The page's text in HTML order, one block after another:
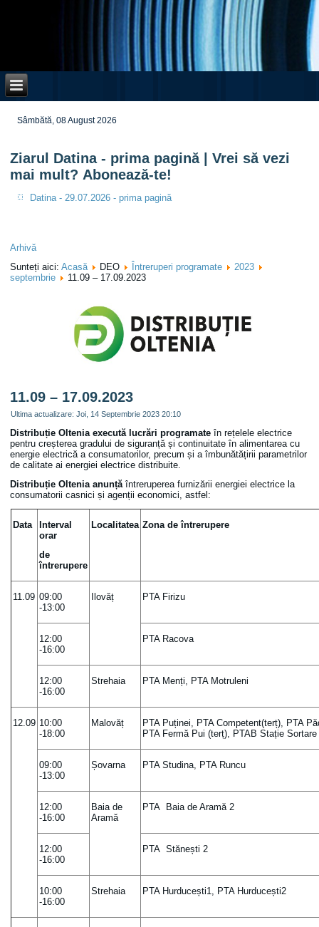
Sâmbătă, 08 August 2026
Ziarul Datina - prima pagină | Vrei să vezi
mai mult? Abonează-te!
Datina - 29.07.2026 - prima pagină
Arhivă
Sunteți aici:Acasă DEO Întreruperi programate
2023
septembrie
11.09 – 17.09.2023
11.09 – 17.09.2023
Ultima actualizare: Joi, 14 Septembrie 2023 20:10
Distribuție Olteniaexecută lucrări programate în rețelele electrice
pentru creșterea gradului de siguranță și continuitate în alimentarea cu
energie electrică a consumatorilor, precum și a îmbunătățirii parametrilor
de calitate ai energiei electrice distribuite.
Distribuție Oltenia anunțăîntreruperea furnizării energiei electrice la
consumatorii casnici și agenții economici, astfel:
Data
Interval
orar
de
întrerupere
Localitatea Zona de întrerupere
11.09 09:00
-13:00
Ilovăț PTA Firizu
12:00
-16:00
PTA Racova
12:00
-16:00
Strehaia PTA Menți, PTA Motruleni
12.09 10:00
-18:00
Malovăț
PTA Puținei, PTA Competent(terț), PTA
PTA Fermă Pui (terț), PTAB Stație
09:00
-13:00
Șovarna PTA Studina, PTA Runcu
12:00
-16:00
Baia de
Aramă
PTA Baia de Aramă 2
12:00
-16:00
PTA Stănești 2
10:00
-16:00
Strehaia PTA Hurducești1, PTA Hurducești2